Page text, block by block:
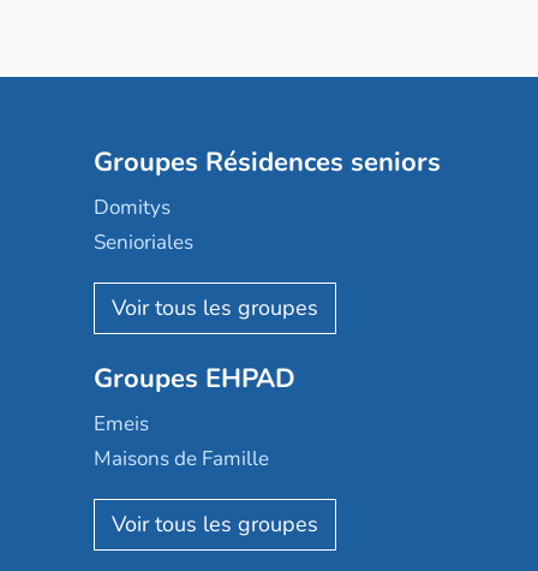
Groupes Résidences seniors
Domitys
Senioriales
Nohée
Les Résidentiels
Mobicap
Domusvi
Happy Senior
Aquarelia
Nexity edenea
Groupes EHPAD
Emeis
Maisons de Famille
Korian
Emera